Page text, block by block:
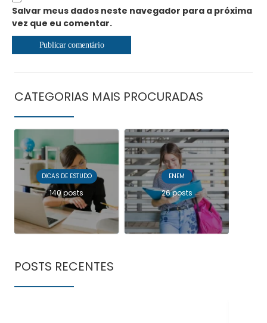
Salvar meus dados neste navegador para a próxima
vez que eu comentar.
CATEGORIAS MAIS PROCURADAS
DICAS DE ESTUDO
140 posts
ENEM
26 posts
POSTS RECENTES